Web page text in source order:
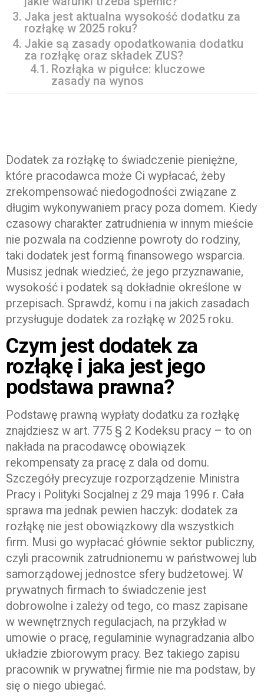
Jaka jest aktualna wysokość dodatku za
rozłąkę w 2025 roku?
Jakie są zasady opodatkowania dodatku
za rozłąkę oraz składek ZUS?
Rozłąka w pigułce: kluczowe
zasady na wynos
Dodatek za rozłąkę to świadczenie pieniężne,
które pracodawca może Ci wypłacać, żeby
zrekompensować niedogodności związane z
długim wykonywaniem pracy poza domem. Kiedy
czasowy charakter zatrudnienia w innym mieście
nie pozwala na codzienne powroty do rodziny,
taki dodatek jest formą finansowego wsparcia.
Musisz jednak wiedzieć, że jego przyznawanie,
wysokość i podatek są dokładnie określone w
przepisach. Sprawdź, komu i na jakich zasadach
przysługuje dodatek za rozłąkę w 2025 roku.
Czym jest dodatek za
rozłąkę i jaka jest jego
podstawa prawna?
Podstawę prawną wypłaty dodatku za rozłąkę
znajdziesz w art. 775 § 2 Kodeksu pracy – to on
nakłada na pracodawcę obowiązek
rekompensaty za pracę z dala od domu.
Szczegóły precyzuje rozporządzenie Ministra
Pracy i Polityki Socjalnej z 29 maja 1996 r. Cała
sprawa ma jednak pewien haczyk: dodatek za
rozłąkę nie jest obowiązkowy dla wszystkich
firm. Musi go wypłacać głównie sektor publiczny,
czyli pracownik zatrudnionemu w państwowej lub
samorządowej jednostce sfery budżetowej. W
prywatnych firmach to świadczenie jest
dobrowolne i zależy od tego, co masz zapisane
w wewnętrznych regulacjach, na przykład w
umowie o pracę, regulaminie wynagradzania albo
układzie zbiorowym pracy. Bez takiego zapisu
pracownik w prywatnej firmie nie ma podstaw, by
się o niego ubiegać.